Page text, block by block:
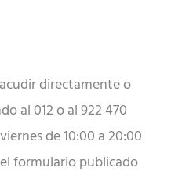
directamente o
al 012 o al 922 470
de 10:00 a 20:00
formulario publicado